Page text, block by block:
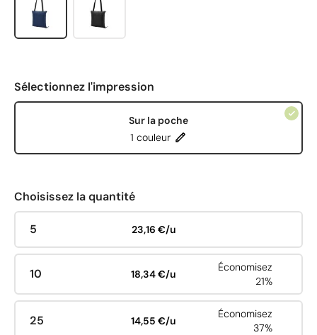
Sélectionnez l'impression
Sur la poche
1 couleur
Choisissez la quantité
5 23,16 €/u
10 18,34 €/u
Économisez
21%
25 14,55 €/u
Économisez
37%